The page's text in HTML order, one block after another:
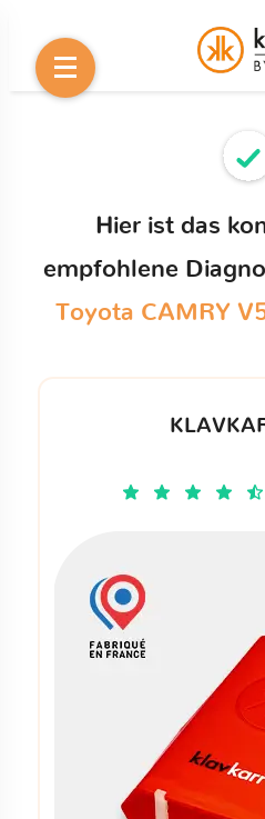
Hier ist das
empfohlene
Toyota CAMRY